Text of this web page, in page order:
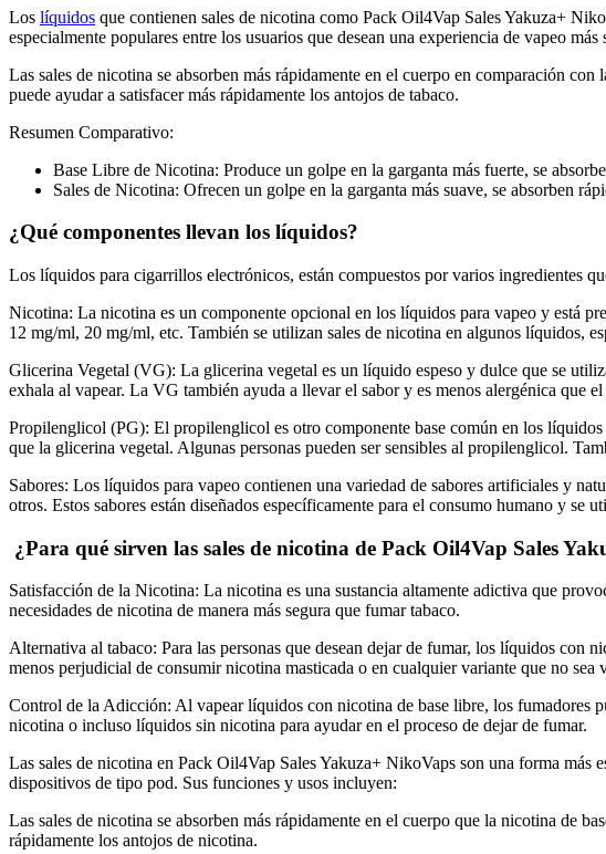
Los líquidos que contienen sales de nicotina como Pack Oil4Vap Sales Yakuza+
especialmente populares entre los usuarios que desean una experiencia de vapeo más
Las sales de nicotina se absorben más rápidamente en el cuerpo en comparación
puede ayudar a satisfacer más rápidamente los antojos de tabaco.
Resumen Comparativo:
Base Libre de Nicotina: Produce un golpe en la garganta más fuerte, se
Sales de Nicotina: Ofrecen un golpe en la garganta más suave, se absorben
¿Qué componentes llevan los líquidos?
Los líquidos para cigarrillos electrónicos, están compuestos por varios ingredientes
Nicotina: La nicotina es un componente opcional en los líquidos para vapeo y está
12 mg/ml, 20 mg/ml, etc. También se utilizan sales de nicotina en algunos líquidos,
Glicerina Vegetal (VG): La glicerina vegetal es un líquido espeso y dulce que se
exhala al vapear. La VG también ayuda a llevar el sabor y es menos alergénica que
Propilenglicol (PG): El propilenglicol es otro componente base común en los
que la glicerina vegetal. Algunas personas pueden ser sensibles al propilenglicol.
Sabores: Los líquidos para vapeo contienen una variedad de sabores artificiales y
otros. Estos sabores están diseñados específicamente para el consumo humano y se
¿Para qué sirven las sales de nicotina de Pack Oil4Vap Sales
Satisfacción de la Nicotina: La nicotina es una sustancia altamente adictiva que
necesidades de nicotina de manera más segura que fumar tabaco.
Alternativa al tabaco: Para las personas que desean dejar de fumar, los líquidos
menos perjudicial de consumir nicotina masticada o en cualquier variante que no sea
Control de la Adicción: Al vapear líquidos con nicotina de base libre, los fumadores
nicotina o incluso líquidos sin nicotina para ayudar en el proceso de dejar de fumar.
Las sales de nicotina en Pack Oil4Vap Sales Yakuza+ NikoVaps son una forma
dispositivos de tipo pod. Sus funciones y usos incluyen:
Las sales de nicotina se absorben más rápidamente en el cuerpo que la nicotina de
rápidamente los antojos de nicotina.